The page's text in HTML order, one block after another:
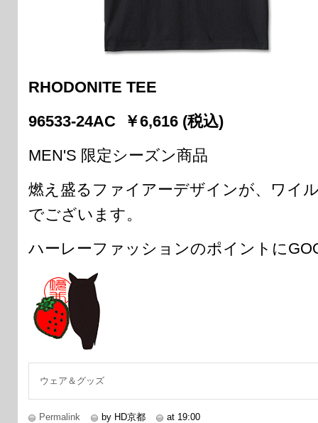
RHODONITE TEE
96533-24AC ￥6,616 (税込)
MEN'S 限定シーズン商品
燃え盛るファイアーデザインが、ワイ
でございます。
ハーレーファッションのポイントに
ウェア＆グッズ
Permalink by HD京都 at 19:00